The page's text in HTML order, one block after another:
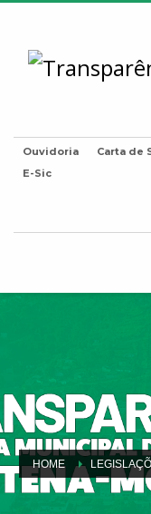
Ouvidoria Carta de
E-Sic
HOME